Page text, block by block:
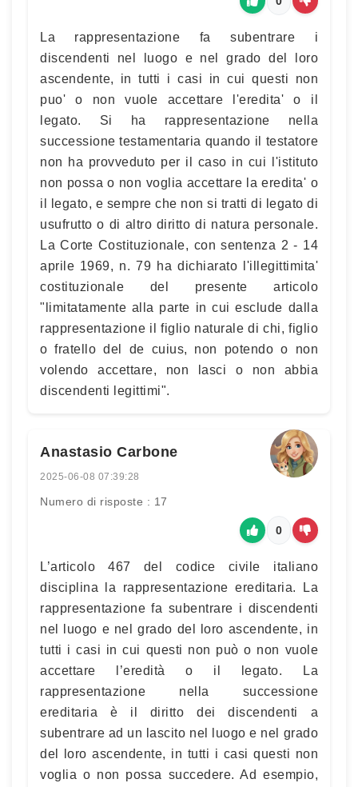
La rappresentazione fa subentrare i
discendenti nel luogo e nel grado del loro
ascendente, in tutti i casi in cui questi non
puo' o non vuole accettare l'eredita' o il
legato. Si ha rappresentazione nella
successione testamentaria quando il testatore
non ha provveduto per il caso in cui l'istituto
non possa o non voglia accettare la eredita' o
il legato, e sempre che non si tratti di legato di
usufrutto o di altro diritto di natura personale.
La Corte Costituzionale, con sentenza 2 - 14
aprile 1969, n. 79 ha dichiarato l'illegittimita'
costituzionale del presente articolo
"limitatamente alla parte in cui esclude dalla
rappresentazione il figlio naturale di chi, figlio
o fratello del de cuius, non potendo o non
volendo accettare, non lasci o non abbia
discendenti legittimi".
Anastasio Carbone
2025-06-08 07:39:28
Numero di risposte : 17
0
L’articolo 467 del codice civile italiano
disciplina la rappresentazione ereditaria. La
rappresentazione fa subentrare i discendenti
nel luogo e nel grado del loro ascendente, in
tutti i casi in cui questi non può o non vuole
accettare l’eredità o il legato. La
rappresentazione nella successione
ereditaria è il diritto dei discendenti a
subentrare ad un lascito nel luogo e nel grado
del loro ascendente, in tutti i casi questi non
voglia o non possa succedere. Ad esempio,